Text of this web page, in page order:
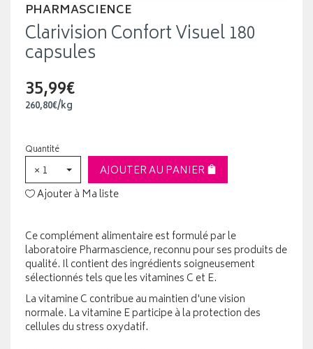
PHARMASCIENCE
Clarivision Confort Visuel 180
capsules
35,99€
260,80€/kg
Quantité
× 1
AJOUTER AU PANIER
Ajouter à Ma liste
Ce complément alimentaire est formulé par le
laboratoire Pharmascience, reconnu pour ses produits de
qualité. Il contient des ingrédients soigneusement
sélectionnés tels que les vitamines C et E.
La vitamine C contribue au maintien d'une vision
normale. La vitamine E participe à la protection des
cellules du stress oxydatif.